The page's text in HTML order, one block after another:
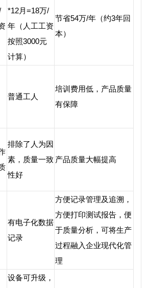
*12月=18万/
年（人工工资
按照3000元
计算）
节省54万/年（约3年回
本）
普通工人
培训费用低，产品质量
有保障
排除了人为因
素，质量一致
性好
产品质量大幅提高
有电子化数据
记录
方便记录管理及追溯，
方便打印测试报告，便
于质量分析，可将生产
过程融入企业现代化管
理
设备可升级，